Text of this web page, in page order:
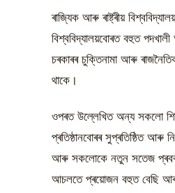
ৰাজ্যিক আৰু ৰাষ্ট্ৰীয়
বিশ্ববিদ্যালয়বোৰত বহুত
চৰকাৰৰ চুক্তিনামা আৰু
থাকে।
ওপৰত উল্লেখিত অন্য সকলো
প্ৰতিষ্ঠানবোৰৰ সুপ্ৰতিষ্ঠিত আৰু
আৰু সকলোকে নতুন সতেজ
আচলতে প্ৰয়োজন বহুত বেছি